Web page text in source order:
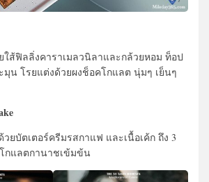
ส้ฟิลลิ่งคาราเมลวนิลาและกล้วยหอม ท็อป
มุน โรยแต่งด้วยผงช็อคโกแลต นุ่มๆ เย็นๆ
วยบัตเตอร์ครีมรสกาแฟ และเนื้อเค้ก ถึง 3
กแลตกานาชเข้มข้น